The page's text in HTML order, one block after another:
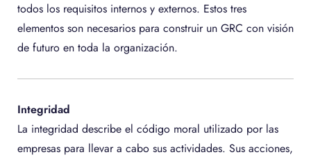
todos los requisitos internos y externos. Estos tres
elementos son necesarios para construir un GRC con visión
de futuro en toda la organización.
Integridad
La integridad describe el código moral utilizado por las
empresas para llevar a cabo sus actividades. Sus acciones,